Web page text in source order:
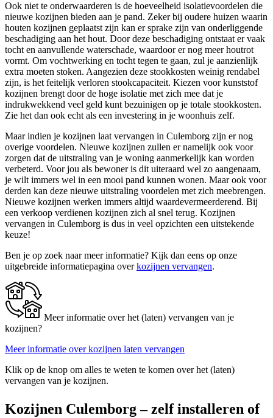
Ook niet te onderwaarderen is de hoeveelheid isolatievoordelen die
nieuwe kozijnen bieden aan je pand. Zeker bij oudere huizen waarin
houten kozijnen geplaatst zijn kan er sprake zijn van onderliggende
beschadiging aan het hout. Door deze beschadiging ontstaat er vaak
tocht en aanvullende waterschade, waardoor er nog meer houtrot
vormt. Om vochtwerking en tocht tegen te gaan, zul je aanzienlijk
extra moeten stoken. Aangezien deze stookkosten weinig rendabel
zijn, is het feitelijk verloren stookcapaciteit. Kiezen voor kunststof
kozijnen brengt door de hoge isolatie met zich mee dat je
indrukwekkend veel geld kunt bezuinigen op je totale stookkosten.
Zie het dan ook echt als een investering in je woonhuis zelf.
Maar indien je kozijnen laat vervangen in Culemborg zijn er nog
overige voordelen. Nieuwe kozijnen zullen er namelijk ook voor
zorgen dat de uitstraling van je woning aanmerkelijk kan worden
verbeterd. Voor jou als bewoner is dit uiteraard wel zo aangenaam,
je wilt immers wel in een mooi pand kunnen wonen. Maar ook voor
derden kan deze nieuwe uitstraling voordelen met zich meebrengen.
Nieuwe kozijnen werken immers altijd waardevermeerderend. Bij
een verkoop verdienen kozijnen zich al snel terug. Kozijnen
vervangen in Culemborg is dus in veel opzichten een uitstekende
keuze!
Ben je op zoek naar meer informatie? Kijk dan eens op onze
uitgebreide informatiepagina overkozijnen vervangen.
Meer informatie over het (laten) vervangen van je
kozijnen?
Meer informatie over kozijnen laten vervangen
Klik op de knop om alles te weten te komen over het (laten)
vervangen van je kozijnen.
Kozijnen Culemborg – zelf installeren of